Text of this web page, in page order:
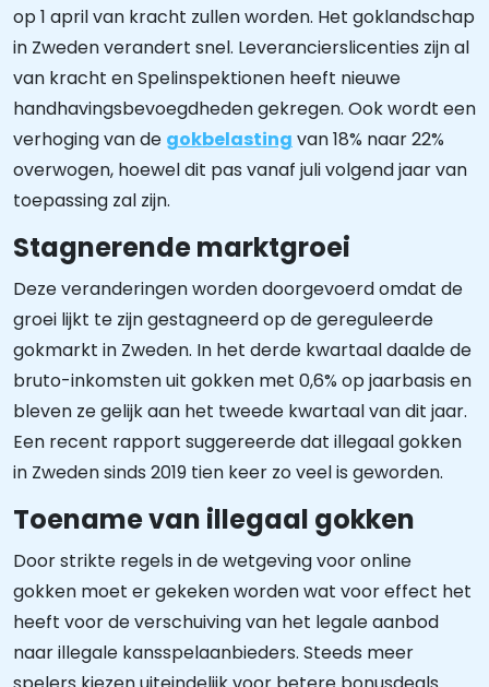
op 1 april van kracht zullen worden. Het goklandschap
in Zweden verandert snel. Leverancierslicenties zijn al
van kracht en Spelinspektionen heeft nieuwe
handhavingsbevoegdheden gekregen. Ook wordt een
verhoging van de gokbelasting van 18% naar 22%
overwogen, hoewel dit pas vanaf juli volgend jaar van
toepassing zal zijn.
Stagnerende marktgroei
Deze veranderingen worden doorgevoerd omdat de
groei lijkt te zijn gestagneerd op de gereguleerde
gokmarkt in Zweden. In het derde kwartaal daalde de
bruto-inkomsten uit gokken met 0,6% op jaarbasis en
bleven ze gelijk aan het tweede kwartaal van dit jaar.
Een recent rapport suggereerde dat illegaal gokken
in Zweden sinds 2019 tien keer zo veel is geworden.
Toename van illegaal gokken
Door strikte regels in de wetgeving voor online
gokken moet er gekeken worden wat voor effect het
heeft voor de verschuiving van het legale aanbod
naar illegale kansspelaanbieders. Steeds meer